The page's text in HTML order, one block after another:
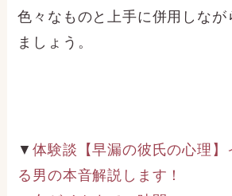
色々なものと上手に併用しなが
ましょう。
▼体験談【早漏の彼氏の心理】
る男の本音解説します！